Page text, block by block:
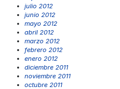
julio 2012
junio 2012
mayo 2012
abril 2012
marzo 2012
febrero 2012
enero 2012
diciembre 2011
noviembre 2011
octubre 2011